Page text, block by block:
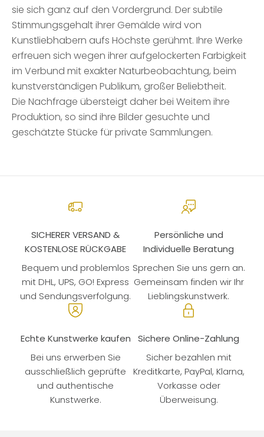
sie sich ganz auf den Vordergrund. Der subtile
Stimmungsgehalt ihrer Gemälde wird von
Kunstliebhabern aufs Höchste gerühmt. Ihre Werke
erfreuen sich wegen ihrer aufgelockerten Farbigkeit
im Verbund mit exakter Naturbeobachtung, beim
kunstverständigen Publikum, großer Beliebtheit.
Die Nachfrage übersteigt daher bei Weitem ihre
Produktion, so sind ihre Bilder gesuchte und
geschätzte Stücke für private Sammlungen.
SICHERER VERSAND &
KOSTENLOSE RÜCKGABE
Bequem und problemlos
mit DHL, UPS, GO! Express
und Sendungsverfolgung.
Persönliche und
Individuelle Beratung
Sprechen Sie uns gern an.
Gemeinsam finden wir Ihr
Lieblingskunstwerk.
Echte Kunstwerke kaufen
Bei uns erwerben Sie
ausschließlich geprüfte
und authentische
Kunstwerke.
Sichere Online-Zahlung
Sicher bezahlen mit
Kreditkarte, PayPal, Klarna,
Vorkasse oder
Überweisung.